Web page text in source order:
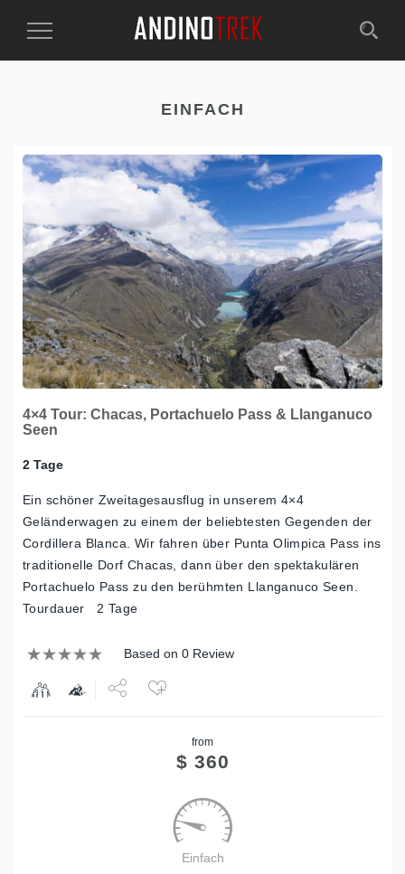
Toggle
EINFACH
4×4 Tour: Chacas, Portachuelo Pass & Llanganuco
Seen
2 Tage
Ein schöner Zweitagesausflug in unserem 4×4
Geländerwagen zu einem der beliebtesten Gegenden der
Cordillera Blanca. Wir fahren über Punta Olimpica Pass ins
traditionelle Dorf Chacas, dann über den spektakulären
Portachuelo Pass zu den berühmten Llanganuco Seen.
Tourdauer 2 Tage
Based on 0 Review
from
$ 360
Einfach